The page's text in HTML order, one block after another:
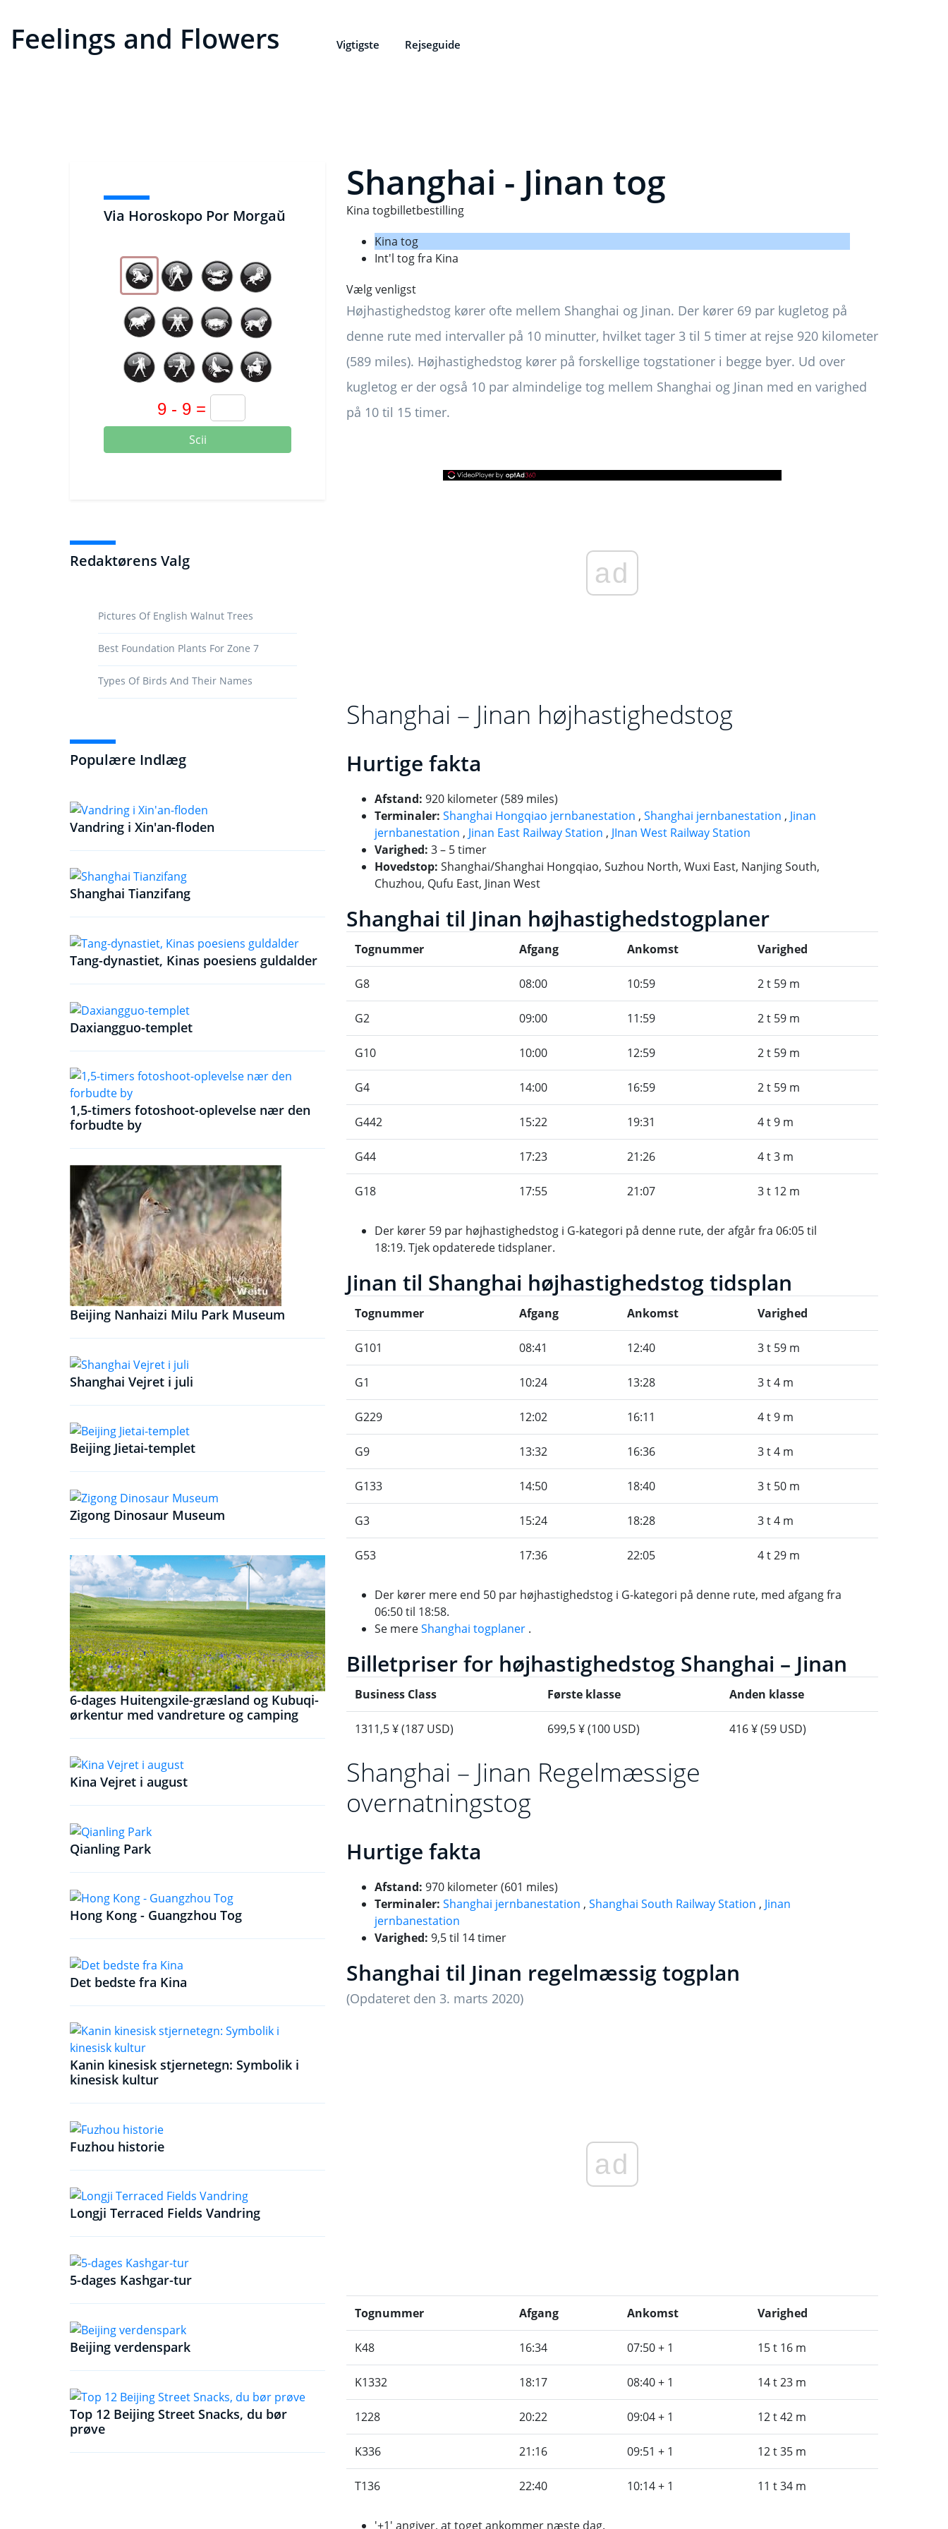
Feelings and Flowers Vigtigste Rejseguide
Via Horoskopo Por Morgaŭ
Scii
Redaktørens Valg
Pictures Of English Walnut Trees
Best Foundation Plants For Zone 7
Types Of Birds And Their Names
Populære Indlæg
Vandring i Xin'an-floden
Shanghai Tianzifang
Tang-dynastiet, Kinas poesiens guldalder
Daxiangguo-templet
1,5-timers fotoshoot-oplevelse nær den
forbudte by
Beijing Nanhaizi Milu Park Museum
Shanghai Vejret i juli
Beijing Jietai-templet
Zigong Dinosaur Museum
6-dages Huitengxile-græsland og Kubuqi-
ørkentur med vandreture og camping
Kina Vejret i august
Qianling Park
Hong Kong - Guangzhou Tog
Det bedste fra Kina
Kanin kinesisk stjernetegn: Symbolik i
kinesisk kultur
Fuzhou historie
Longji Terraced Fields Vandring
5-dages Kashgar-tur
Beijing verdenspark
Top 12 Beijing Street Snacks, du bør
prøve
Shanghai - Jinan tog
Kina togbilletbestilling
Kina tog
Int'l tog fra Kina
Vælg venligst
Højhastighedstog kører ofte mellem Shanghai og Jinan. Der kører 69 par kugletog på
denne rute med intervaller på 10 minutter, hvilket tager 3 til 5 timer at rejse 920 kilometer
(589 miles). Højhastighedstog kører på forskellige togstationer i begge byer. Ud over
kugletog er der også 10 par almindelige tog mellem Shanghai og Jinan med en varighed
på 10 til 15 timer.
ad
Shanghai – Jinan højhastighedstog
Hurtige fakta
Afstand: 920 kilometer (589 miles)
Terminaler: Shanghai Hongqiao jernbanestation , Shanghai jernbanestation , Jinan
jernbanestation , Jinan East Railway Station , JInan West Railway Station
Varighed: 3 – 5 timer
Hovedstop: Shanghai/Shanghai Hongqiao, Suzhou North, Wuxi East, Nanjing South,
Chuzhou, Qufu East, Jinan West
Shanghai til Jinan højhastighedstogplaner
Tognummer Afgang Ankomst Varighed
G8 08:00 10:59 2 t 59 m
G2 09:00 11:59 2 t 59 m
G10 10:00 12:59 2 t 59 m
G4 14:00 16:59 2 t 59 m
G442 15:22 19:31 4 t 9 m
G44 17:23 21:26 4 t 3 m
G18 17:55 21:07 3 t 12 m
Der kører 59 par højhastighedstog i G-kategori på denne rute, der afgår fra 06:05 til
18:19. Tjek opdaterede tidsplaner.
Jinan til Shanghai højhastighedstog tidsplan
Tognummer Afgang Ankomst Varighed
G101 08:41 12:40 3 t 59 m
G1 10:24 13:28 3 t 4 m
G229 12:02 16:11 4 t 9 m
G9 13:32 16:36 3 t 4 m
G133 14:50 18:40 3 t 50 m
G3 15:24 18:28 3 t 4 m
G53 17:36 22:05 4 t 29 m
Der kører mere end 50 par højhastighedstog i G-kategori på denne rute, med afgang fra
06:50 til 18:58.
Se mereShanghai togplaner .
Billetpriser for højhastighedstog Shanghai – Jinan
Business Class Første klasse Anden klasse
1311,5 ¥ (187 USD) 699,5 ¥ (100 USD) 416 ¥ (59 USD)
Shanghai – Jinan Regelmæssige
overnatningstog
Hurtige fakta
Afstand: 970 kilometer (601 miles)
Terminaler: Shanghai jernbanestation , Shanghai South Railway Station , Jinan
jernbanestation
Varighed: 9,5 til 14 timer
Shanghai til Jinan regelmæssig togplan
(Opdateret den 3. marts 2020)
ad
Tognummer Afgang Ankomst Varighed
K48 16:34 07:50 + 1 15 t 16 m
K1332 18:17 08:40 + 1 14 t 23 m
1228 20:22 09:04 + 1 12 t 42 m
K336 21:16 09:51 + 1 12 t 35 m
T136 22:40 10:14 + 1 11 t 34 m
'+1' angiver, at toget ankommer næste dag.